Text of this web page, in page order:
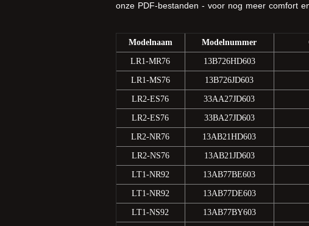
onze PDF-bestanden - voor nog meer comfort
Modelnaam Modelnummer
LR1-MR76 13B726HD603
LR1-MS76 13B726JD603
LR2-ES76 33AA27JD603
LR2-ES76 33BA27JD603
LR2-NR76 13AB21HD603
LR2-NS76 13AB21JD603
LT1-NR92 13AB77BE603
LT1-NR92 13AB77DE603
LT1-NS92 13AB77BY603